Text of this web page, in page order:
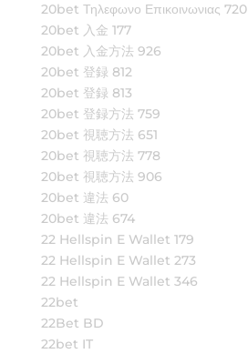
20bet Τηλεφωνο Επικοινωνιας 720
20bet 入金 177
20bet 入金方法 926
20bet 登録 812
20bet 登録 813
20bet 登録方法 759
20bet 視聴方法 651
20bet 視聴方法 778
20bet 視聴方法 906
20bet 違法 60
20bet 違法 674
22 Hellspin E Wallet 179
22 Hellspin E Wallet 273
22 Hellspin E Wallet 346
22bet
22Bet BD
22bet IT